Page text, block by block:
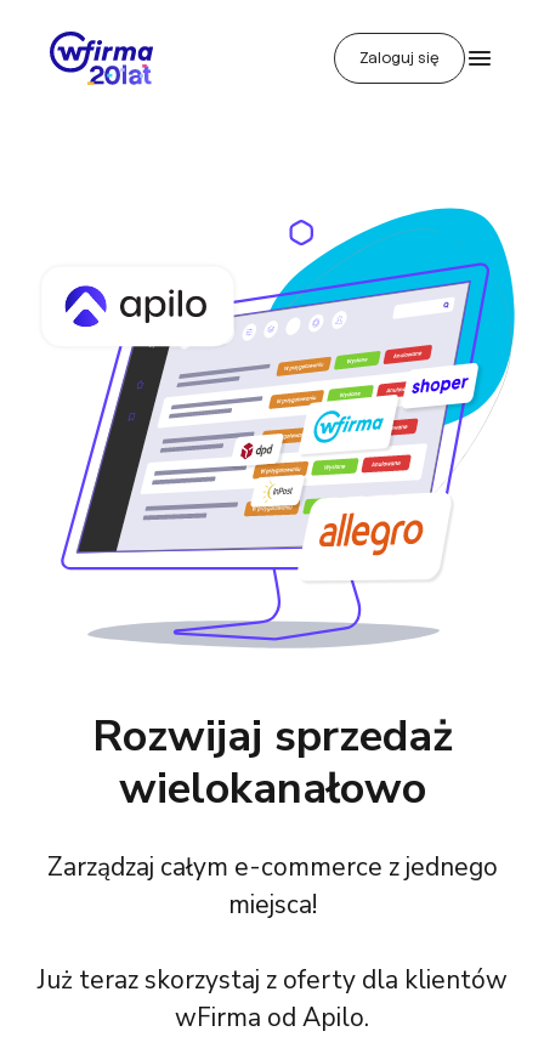
Zaloguj się
Rozwijaj sprzedaż
wielokanałowo
Zarządzaj całym e-commerce z jednego
miejsca!
Już teraz skorzystaj z oferty dla klientów
wFirma od Apilo.